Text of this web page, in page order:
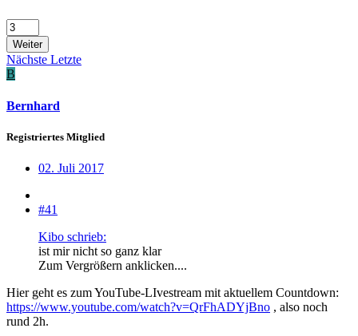
Weiter
Nächste Letzte
B
Bernhard
Registriertes Mitglied
02. Juli 2017
#41
Kibo schrieb:
ist mir nicht so ganz klar
Zum Vergrößern anklicken....
Hier geht es zum YouTube-LIvestream mit aktuellem Countdown:
https://www.youtube.com/watch?v=QrFhADYjBno , also noch
rund 2h.